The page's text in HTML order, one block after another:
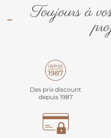
Toujours à
Des prix discount
depuis 1987